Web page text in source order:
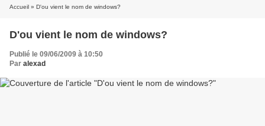
Accueil » D'ou vient le nom de windows?
D'ou vient le nom de windows?
Publié le 09/06/2009 à 10:50
Par alexad